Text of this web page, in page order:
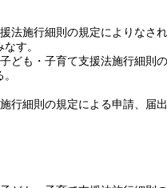
法施行細則の規定によりな
す。
ども・子育て支援法施行細則
行細則の規定による申請、届